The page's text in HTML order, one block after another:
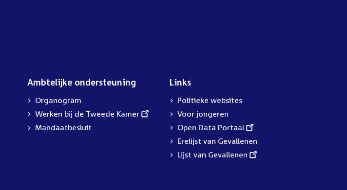
Ambtelijke ondersteuning
Organogram
External
link:
Werken bij de Tweede Kamer
Mandaatbesluit
Links
Politieke websites
Voor jongeren
External
link:
Open Data Portaal
Erelijst van Gevallenen
External
Lijst van Gevallenen